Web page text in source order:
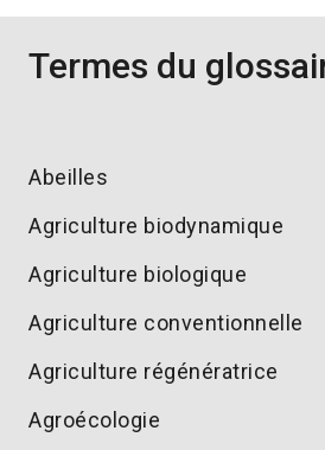
Termes du
Abeilles
Agriculture biodynamique
Agriculture biologique
Agriculture conventionnelle
Agriculture régénératrice
Agroécologie